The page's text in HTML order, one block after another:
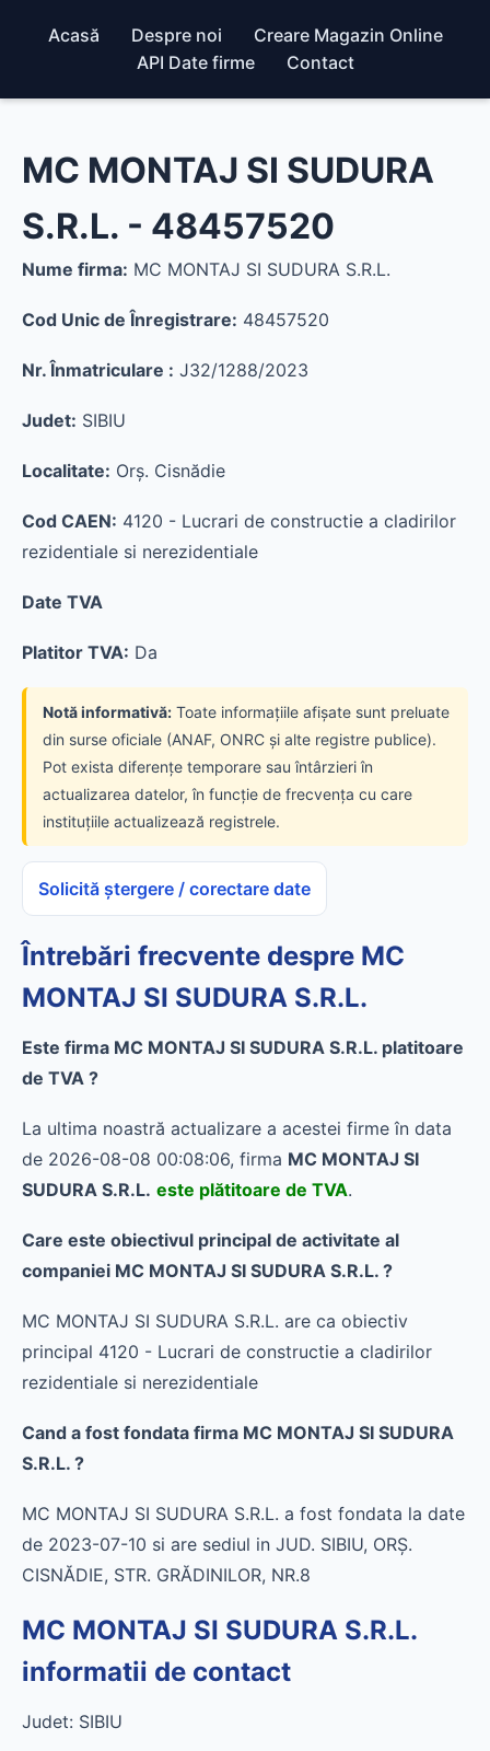
Acasă Despre noi
Creare Magazin Online
API Date firme
Contact
MC MONTAJ SI SUDURA
S.R.L. - 48457520
Nume firma: MC MONTAJ SI SUDURA S.R.L.
Cod Unic de Înregistrare: 48457520
Nr. Înmatriculare : J32/1288/2023
Judet: SIBIU
Localitate: Orş. Cisnădie
Cod CAEN: 4120 - Lucrari de constructie a cladirilor
rezidentiale si nerezidentiale
Date TVA
Platitor TVA: Da
Notă informativă: Toate informațiile afișate sunt preluate
din surse oficiale (ANAF, ONRC și alte registre publice).
Pot exista diferențe temporare sau întârzieri în
actualizarea datelor, în funcție de frecvența cu care
instituțiile actualizează registrele.
Solicită ștergere / corectare date
Întrebări frecvente despre MC
MONTAJ SI SUDURA S.R.L.
Este firma MC MONTAJ SI SUDURA S.R.L. platitoare
de TVA ?
La ultima noastră actualizare a acestei firme în data
de 2026-08-08 00:08:06, firma MC MONTAJ SI
SUDURA S.R.L. este plătitoare de TVA.
Care este obiectivul principal de activitate al
companiei MC MONTAJ SI SUDURA S.R.L. ?
MC MONTAJ SI SUDURA S.R.L. are ca obiectiv
principal 4120 - Lucrari de constructie a cladirilor
rezidentiale si nerezidentiale
Cand a fost fondata firma MC MONTAJ SI SUDURA
S.R.L. ?
MC MONTAJ SI SUDURA S.R.L. a fost fondata la date
de 2023-07-10 si are sediul in JUD. SIBIU, ORŞ.
CISNĂDIE, STR. GRĂDINILOR, NR.8
MC MONTAJ SI SUDURA S.R.L.
informatii de contact
Judet: SIBIU